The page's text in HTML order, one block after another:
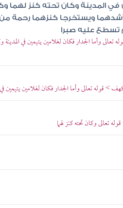
في المدينة وكان تحته كنز لهما
أشدهما ويستخرجا كنزهما رحمة
تسطع عليه صبرا
وأما الجدار فكان لغلامين يتيمين في المدينة
تعالى وأما الجدار فكان لغلامين يتيمين في
تعالى وكان تحته كنز لهما